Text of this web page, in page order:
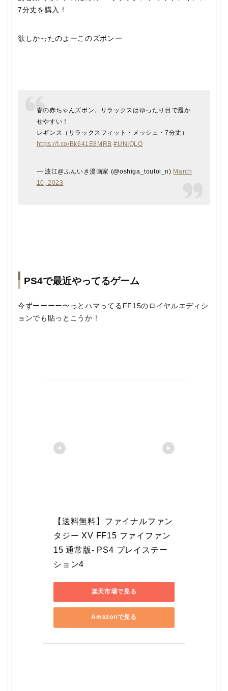
7分丈を購入！
欲しかったのよーこのズボンー
春の赤ちゃんズボン。リラックスはゆったり目で履か
せやすい！
レギンス（リラックスフィット・メッシュ・7分丈）
https://t.co/Bk641E8MRB #UNIQLO
— 波江@ふんいき漫画家 (@oshiga_toutoi_n) March
10, 2023
PS4で最近やってるゲーム
今ずーーーー〜っとハマってるFF15のロイヤルエディシ
ョンでも貼っとこうか！
【送料無料】ファイナルファン
タジー XV FF15 ファイファン
15 通常版- PS4 プレイステー
ション4
楽天市場で見る
Amazonで見る